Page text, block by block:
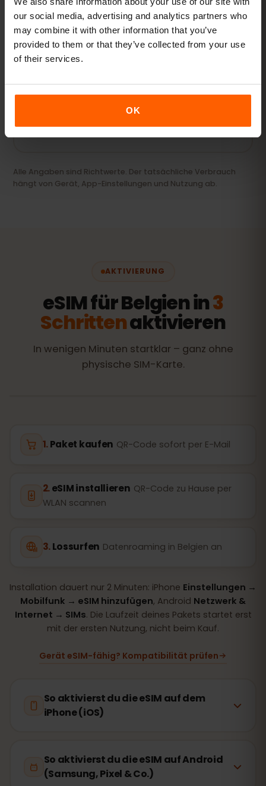
our social media, advertising and analytics partners who
may combine it with other information that you’ve
provided to them or that they’ve collected from your use
of their services.
OK
Streamer & Hotspot
Alle Angaben sind Richtwerte. Der tatsächliche Verbrauch
hängt von Gerät, App-Einstellungen und Nutzung ab.
AKTIVIERUNG
eSIM für Belgien in3
Schrittenaktivieren
In wenigen Minuten startklar – ganz ohne
physische SIM-Karte.
Paket kaufen QR-Code sofort per E-Mail
eSIM installieren QR-Code zu Hause per
WLAN scannen
Lossurfen Datenroaming in Belgien an
Installation dauert nur 2 Minuten: iPhone Einstellungen →
Mobilfunk → eSIM hinzufügen, Android Netzwerk &
Internet → SIMs. Die Laufzeit deines Pakets startet erst
mit der ersten Nutzung, nicht beim Kauf.
Gerät eSIM-fähig? Kompatibilität prüfen
So aktivierst du die eSIM auf dem
iPhone (iOS)
So aktivierst du die eSIM auf Android
(Samsung, Pixel & Co.)